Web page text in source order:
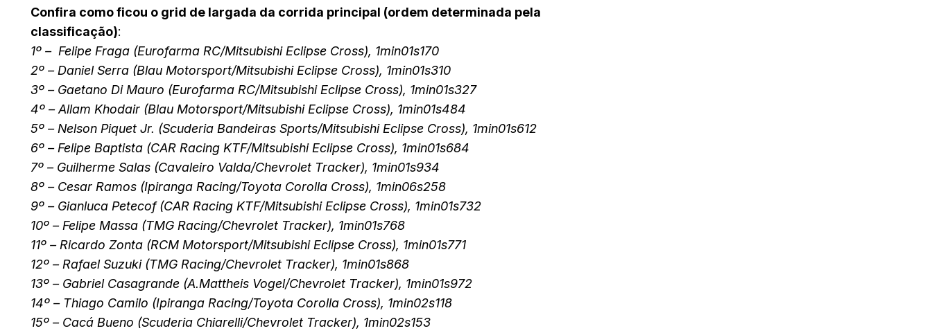
Confira como ficou o grid de largada da corrida principal (ordem determinada pela
classificação):
1º – Felipe Fraga (Eurofarma RC/Mitsubishi Eclipse Cross), 1min01s170
2º – Daniel Serra (Blau Motorsport/Mitsubishi Eclipse Cross), 1min01s310
3º – Gaetano Di Mauro (Eurofarma RC/Mitsubishi Eclipse Cross), 1min01s327
4º – Allam Khodair (Blau Motorsport/Mitsubishi Eclipse Cross), 1min01s484
5º – Nelson Piquet Jr. (Scuderia Bandeiras Sports/Mitsubishi Eclipse Cross), 1min01s612
6º – Felipe Baptista (CAR Racing KTF/Mitsubishi Eclipse Cross), 1min01s684
7º – Guilherme Salas (Cavaleiro Valda/Chevrolet Tracker), 1min01s934
8º – Cesar Ramos (Ipiranga Racing/Toyota Corolla Cross), 1min06s258
9º – Gianluca Petecof (CAR Racing KTF/Mitsubishi Eclipse Cross), 1min01s732
10º – Felipe Massa (TMG Racing/Chevrolet Tracker), 1min01s768
11º – Ricardo Zonta (RCM Motorsport/Mitsubishi Eclipse Cross), 1min01s771
12º – Rafael Suzuki (TMG Racing/Chevrolet Tracker), 1min01s868
13º – Gabriel Casagrande (A.Mattheis Vogel/Chevrolet Tracker), 1min01s972
14º – Thiago Camilo (Ipiranga Racing/Toyota Corolla Cross), 1min02s118
15º – Cacá Bueno (Scuderia Chiarelli/Chevrolet Tracker), 1min02s153